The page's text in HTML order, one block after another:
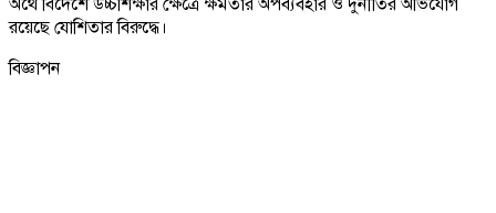
রয়েছে যোশিতার বিরুদ্ধে।
বিজ্ঞাপন